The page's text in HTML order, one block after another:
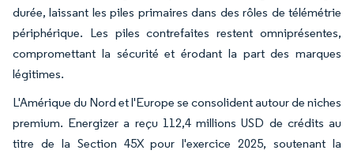
durée, laissant les piles primaires dans des rôles de télémétrie
périphérique. Les piles contrefaites restent omniprésentes,
compromettant la sécurité et érodant la part des marques
légitimes.
L'Amérique du Nord et l'Europe se consolident autour de niches
premium. Energizer a reçu 112,4 millions USD de crédits au
titre de la Section 45X pour l'exercice 2025, soutenant la